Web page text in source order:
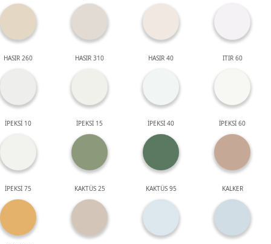
HASIR 260 HASIR 310 HASIR 40 ITIR 60
İPEKSİ 10 İPEKSİ 15 İPEKSİ 40 İPEKSİ 60
İPEKSİ 75 KAKTÜS 25 KAKTÜS 95 KALKER